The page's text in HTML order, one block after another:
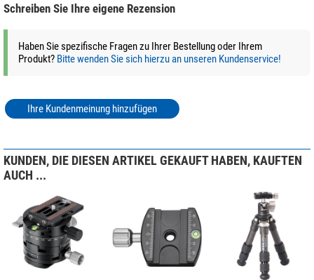
Schreiben Sie Ihre eigene Rezension
Haben Sie spezifische Fragen zu Ihrer Bestellung oder Ihrem
Produkt? Bitte wenden Sie sich hierzu an unseren Kundenservice!
Ihre Kundenmeinung hinzufügen
KUNDEN, DIE DIESEN ARTIKEL GEKAUFT HABEN, KAUFTEN
AUCH ...